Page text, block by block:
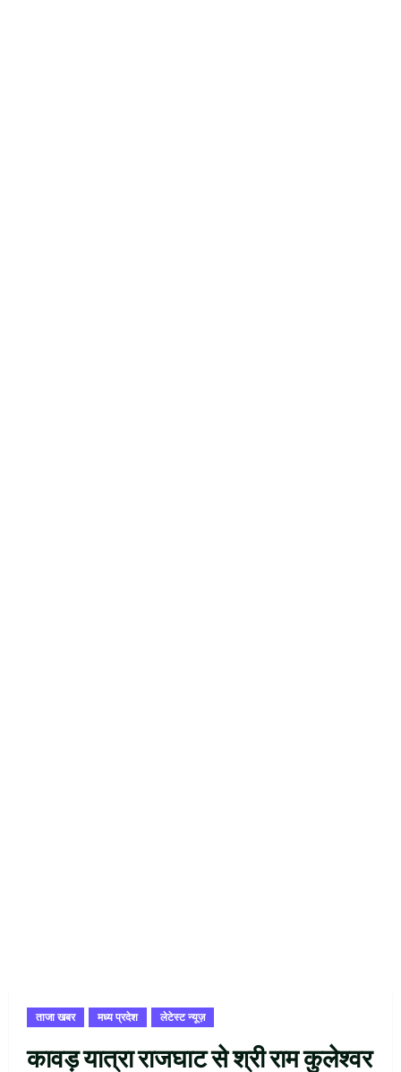
ताजा खबर मध्य प्रदेश लेटेस्ट न्यूज़
कावड़ यात्रा राजघाट से श्री राम कुलेश्वर